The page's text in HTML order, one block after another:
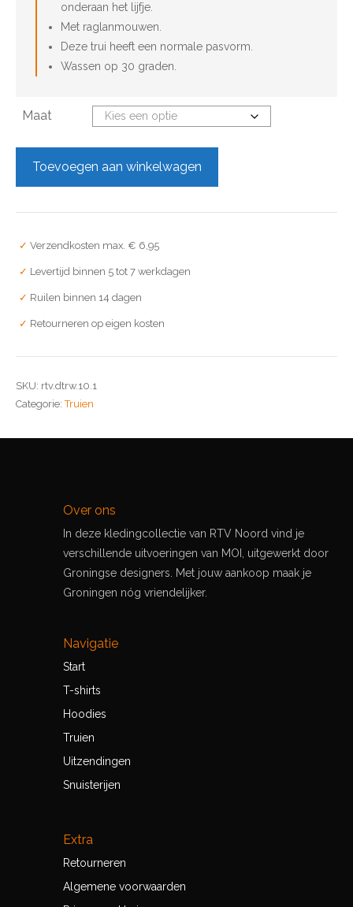
onderaan het lijfje.
Met raglanmouwen.
Deze trui heeft een normale pasvorm.
Wassen op 30 graden.
Maat
Toevoegen aan winkelwagen
Verzendkosten max. € 6,95
Levertijd binnen 5 tot 7 werkdagen
Ruilen binnen 14 dagen
Retourneren op eigen kosten
SKU: rtv.dtrw.10.1
Categorie:Truien
Over ons
In deze kledingcollectie van RTV Noord vind je
verschillende uitvoeringen van MOI, uitgewerkt door
Groningse designers. Met jouw aankoop maak je
Groningen nóg vriendelijker.
Navigatie
Start
T-shirts
Hoodies
Truien
Uitzendingen
Snuisterijen
Extra
Retourneren
Algemene voorwaarden